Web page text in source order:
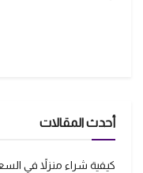
أحدث المقالات
كيفية شراء منزلاً في